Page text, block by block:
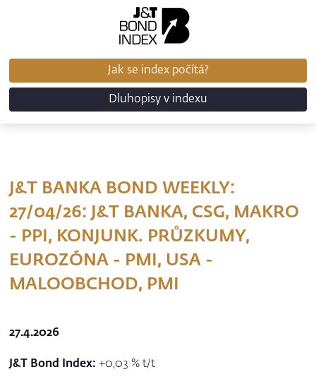
Jak se index počítá?
Dluhopisy v indexu
J&T BANKA BOND WEEKLY:
27/04/26: J&T BANKA, CSG, MAKRO
- PPI, KONJUNK. PRŮZKUMY,
EUROZÓNA - PMI, USA -
MALOOBCHOD, PMI
27.4.2026
J&T Bond Index:+0,03 % t/t